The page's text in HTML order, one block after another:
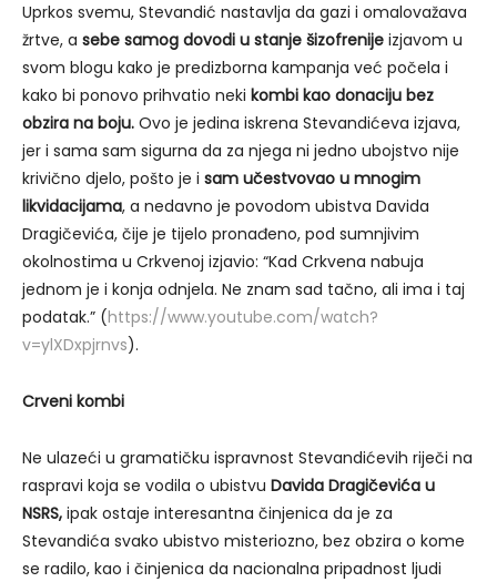
Uprkos svemu, Stevandić nastavlja da gazi i omalovažava
žrtve, a sebe samog dovodi u stanje šizofrenije izjavom u
svom blogu kako je predizborna kampanja već počela i
kako bi ponovo prihvatio neki kombi kao donaciju bez
obzira na boju. Ovo je jedina iskrena Stevandićeva izjava,
jer i sama sam sigurna da za njega ni jedno ubojstvo nije
krivično djelo, pošto je i sam učestvovao u mnogim
likvidacijama, a nedavno je povodom ubistva Davida
Dragičevića, čije je tijelo pronađeno, pod sumnjivim
okolnostima u Crkvenoj izjavio: “Kad Crkvena nabuja
jednom je i konja odnjela. Ne znam sad tačno, ali ima i taj
podatak.” (https://www.youtube.com/watch?
v=ylXDxpjrnvs).
Crveni kombi
Ne ulazeći u gramatičku ispravnost Stevandićevih riječi na
raspravi koja se vodila o ubistvu Davida Dragičevića u
NSRS, ipak ostaje interesantna činjenica da je za
Stevandića svako ubistvo misteriozno, bez obzira o kome
se radilo, kao i činjenica da nacionalna pripadnost ljudi